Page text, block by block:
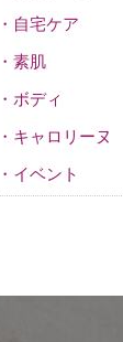
自宅ケア
素肌
ボディ
キャロリーヌ
イベント